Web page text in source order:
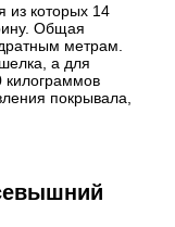
из которых 14
Общая
метрам.
а для
килограммов
покрывала,